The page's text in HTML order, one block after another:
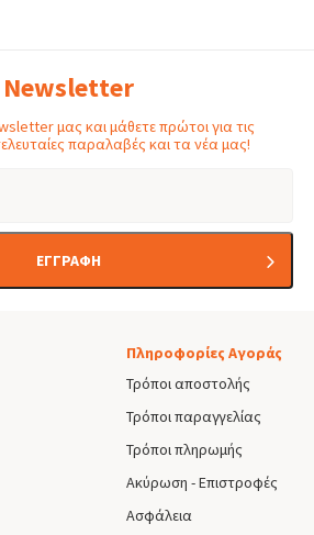
Newsletter
μας και μάθετε πρώτοι για τις
παραλαβές και τα νέα μας!
ΕΓΓΡΑΦΗ
Πληροφορίες Αγοράς
Τρόποι αποστολής
Τρόποι παραγγελίας
Τρόποι πληρωμής
Ακύρωση - Επιστροφές
Ασφάλεια